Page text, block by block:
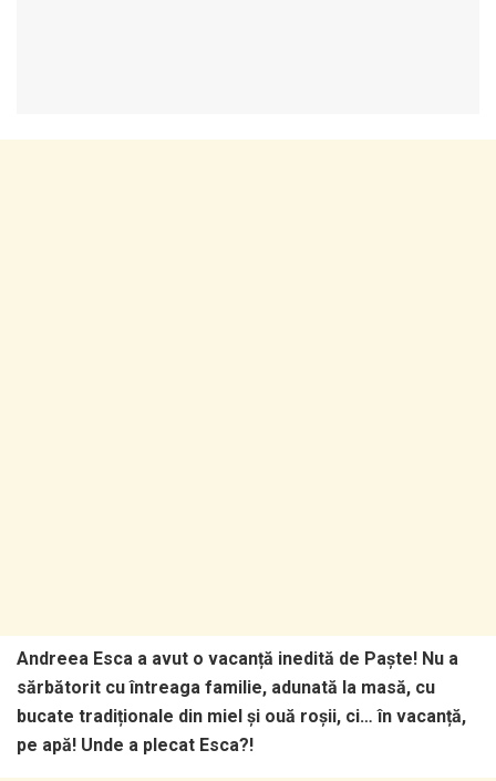
Andreea Esca a avut o vacanță inedită de Paște! Nu a
sărbătorit cu întreaga familie, adunată la masă, cu
bucate tradiționale din miel și ouă roșii, ci… în vacanță,
pe apă! Unde a plecat Esca?!